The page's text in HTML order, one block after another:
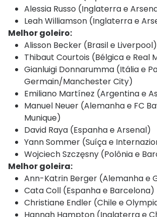
Alessia Russo (Inglaterra e
Leah Williamson (Inglaterra e
Melhor goleiro:
Alisson Becker (Brasil e Liverpool)
Thibaut Courtois (Bélgica e Real
Gianluigi Donnarumma (Itália e
Germain/Manchester City)
Emiliano Martínez (Argentina e
Manuel Neuer (Alemanha e FC
Munique)
David Raya (Espanha e Arsenal)
Yann Sommer (Suíça e
Wojciech Szczęsny (Polônia e
Melhor goleira:
Ann-Katrin Berger (Alemanha e
Cata Coll (Espanha e Barcelona)
Christiane Endler (Chile e
Hannah Hampton (Inglaterra e